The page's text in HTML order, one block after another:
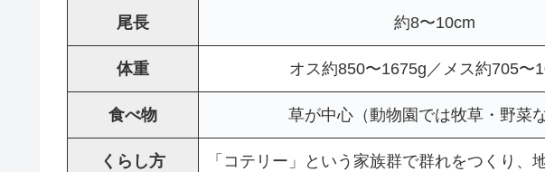
尾長 約8〜10cm
体重 オス約850〜1675g／メス約705〜
食べ物 草が中心（動物園では牧草・野菜な
くらし方 「コテリー」という家族群で群れをつくり、